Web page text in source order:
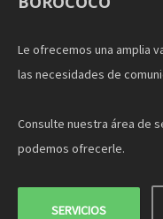
Le ofrecemos una amplia
las necesidades de
Consulte nuestra área de
podemos ofrecerle.
SERVICIOS